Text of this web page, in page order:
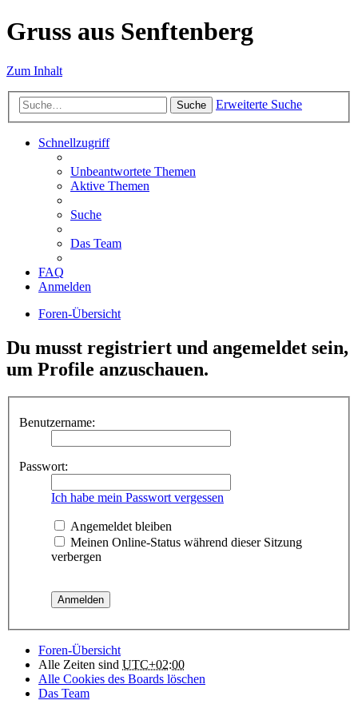
Gruss aus Senftenberg
Zum Inhalt
Suche Erweiterte Suche
Schnellzugriff
Unbeantwortete Themen
Aktive Themen
Suche
Das Team
FAQ
Anmelden
Foren-Übersicht
Du musst registriert und angemeldet sein,
um Profile anzuschauen.
Benutzername:
Passwort:
Ich habe mein Passwort vergessen
Angemeldet bleiben
Meinen Online-Status während dieser Sitzung
verbergen
Foren-Übersicht
Alle Zeiten sind UTC+02:00
Alle Cookies des Boards löschen
Das Team